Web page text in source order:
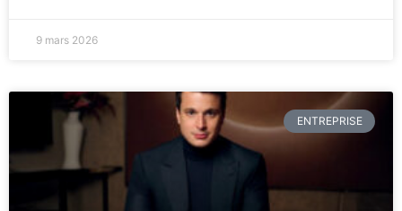
9 mars 2026
ENTREPRISE